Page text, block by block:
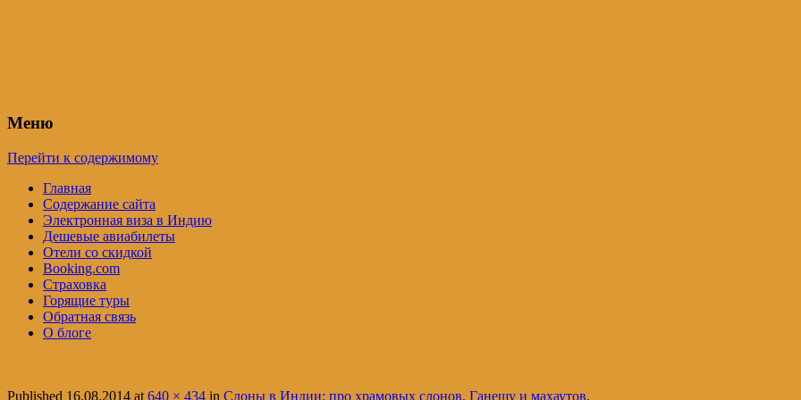
Меню
Перейти к содержимому
Главная
Содержание сайта
Электронная виза в Индию
Дешевые авиабилеты
Отели со скидкой
Booking.com
Страховка
Горящие туры
Обратная связь
О блоге
Published 16.08.2014 at640 × 434 in Слоны в Индии: про храмовых слонов, Ганешу и махаутов.